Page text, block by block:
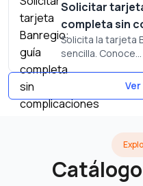
Solicitar
completa sin
Solicita la tarjeta
sencilla. Conoce...